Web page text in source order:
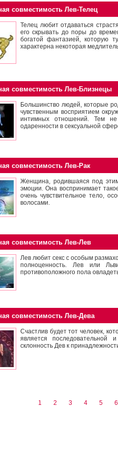
совместимость Лев-Телец
Телец любит отдаваться
его скрывать до поры до
богатой фантазией, которую
характерна некоторая
совместимость Лев-Близнецы
Большинство людей, которые
чувственным восприятием
интимных отношений. Тем не
одаренности в сексуальной
совместимость Лев-Рак
Женщина, родившаяся под
эмоции. Она воспринимает
очень чувствительное тело,
волосами.
совместимость Лев-Лев
Лев любит секс с особым
полноценность. Лев или
противоположного пола
совместимость Лев-Дева
Счастлив будет тот человек,
является последовательной
склонность Дев к
1 2 3 4 5 6